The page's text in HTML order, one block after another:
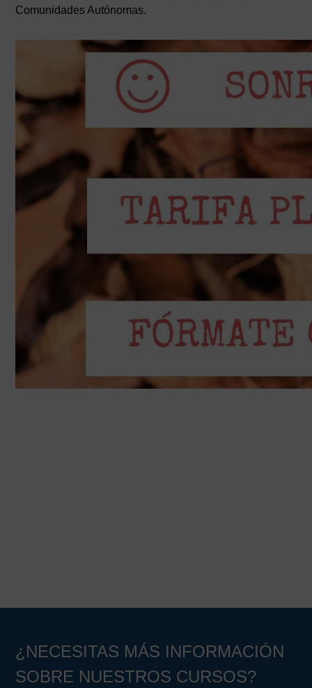
Comunidades Autónomas.
¿NECESITAS MÁS INFORMACIÓN
SOBRE NUESTROS CURSOS?